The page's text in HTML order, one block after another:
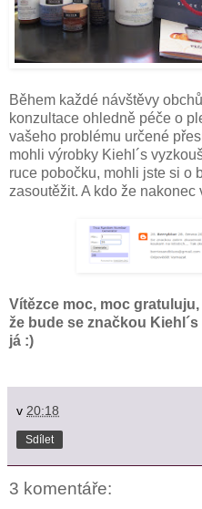
Během každé návštěvy
konzultace ohledně péče o
vašeho problému určené
mohli výrobky Kiehl´s
ruce pobočku, mohli jste si o
zasoutěžit. A kdo že nakonec
Vítězce moc, moc
že bude se značkou
já :)
v 20:18
Sdílet
3 komentáře: